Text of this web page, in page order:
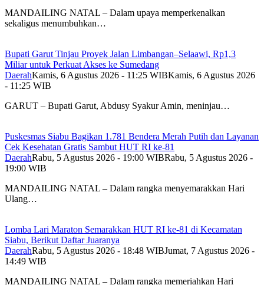
MANDAILING NATAL – Dalam upaya memperkenalkan
sekaligus menumbuhkan…
Bupati Garut Tinjau Proyek Jalan Limbangan–Selaawi, Rp1,3
Miliar untuk Perkuat Akses ke Sumedang
DaerahKamis, 6 Agustus 2026 - 11:25 WIBKamis, 6 Agustus 2026
- 11:25 WIB
GARUT – Bupati Garut, Abdusy Syakur Amin, meninjau…
Puskesmas Siabu Bagikan 1.781 Bendera Merah Putih dan Layanan
Cek Kesehatan Gratis Sambut HUT RI ke-81
DaerahRabu, 5 Agustus 2026 - 19:00 WIBRabu, 5 Agustus 2026 -
19:00 WIB
MANDAILING NATAL – Dalam rangka menyemarakkan Hari
Ulang…
Lomba Lari Maraton Semarakkan HUT RI ke-81 di Kecamatan
Siabu, Berikut Daftar Juaranya
DaerahRabu, 5 Agustus 2026 - 18:48 WIBJumat, 7 Agustus 2026 -
14:49 WIB
MANDAILING NATAL – Dalam rangka memeriahkan Hari